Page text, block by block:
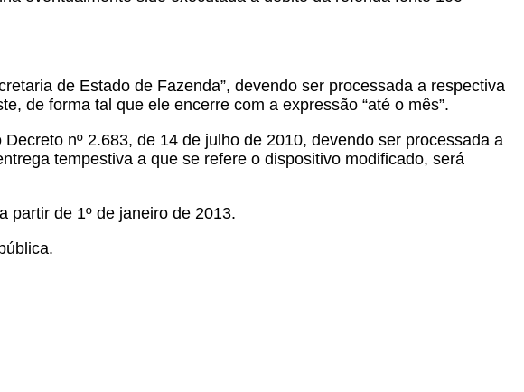
de Estado de Fazenda”, devendo ser processada a respectiva
de forma tal que ele encerre com a expressão “até o mês”.
nº 2.683, de 14 de julho de 2010, devendo ser processada a
tempestiva a que se refere o dispositivo modificado, será
partir de 1º de janeiro de 2013.